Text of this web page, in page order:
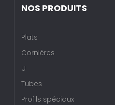
NOS PRODUITS
Plats
Cornières
U
Tubes
Profils spéciaux